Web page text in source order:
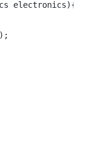
electronics){